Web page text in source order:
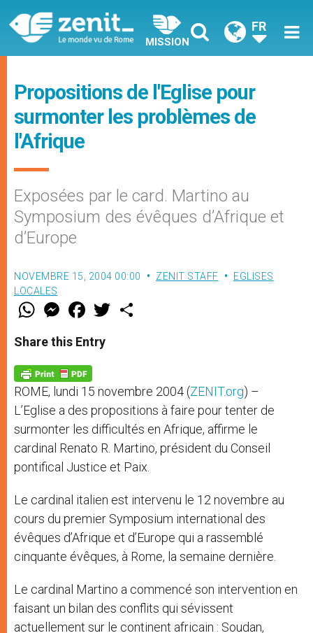
MISSION
FR
Propositions de l'Eglise pour
surmonter les problèmes de
l'Afrique
Exposées par le card. Martino au
Symposium des évêques d’Afrique et
d’Europe
NOVEMBRE 15, 2004 00:00 ZENIT STAFF
EGLISES
LOCALES
W
t
s
p
p
M
e
s
e
g
e
r
F
a
e
b
o
k
w
Share this Entry
ROME, lundi 15 novembre 2004 (ZENIT.org) –
L’Eglise a des propositions à faire pour tenter de
surmonter les difficultés en Afrique, affirme le
cardinal Renato R. Martino, président du Conseil
pontifical Justice et Paix.
Le cardinal italien est intervenu le 12 novembre au
cours du premier Symposium international des
évêques d’Afrique et d’Europe qui a rassemblé
cinquante évêques, à Rome, la semaine dernière.
Le cardinal Martino a commencé son intervention en
faisant un bilan des conflits qui sévissent
actuellement sur le continent africain : Soudan,